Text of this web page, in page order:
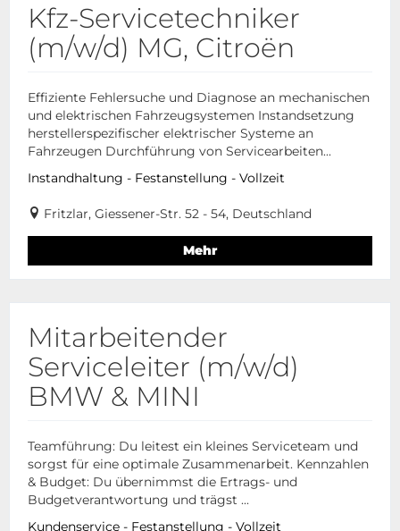
Kfz-Servicetechniker
(m/w/d) MG, Citroën
Effiziente Fehlersuche und Diagnose an mechanischen
und elektrischen Fahrzeugsystemen Instandsetzung
herstellerspezifischer elektrischer Systeme an
Fahrzeugen Durchführung von Servicearbeiten...
Instandhaltung - Festanstellung - Vollzeit
Fritzlar, Giessener-Str. 52 - 54, Deutschland
Mehr
Mitarbeitender
Serviceleiter (m/w/d)
BMW & MINI
Teamführung: Du leitest ein kleines Serviceteam und
sorgst für eine optimale Zusammenarbeit. Kennzahlen
& Budget: Du übernimmst die Ertrags- und
Budgetverantwortung und trägst ...
Kundenservice - Festanstellung - Vollzeit